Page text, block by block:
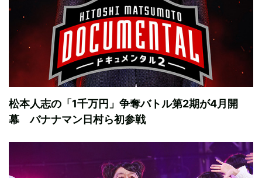
松本人志の「1千万円」争奪バトル第2期が4月開
幕 バナナマン日村ら初参戦